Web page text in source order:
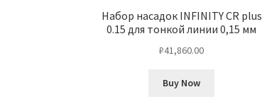
Набор насадок INFINITY CR plus
0.15 для тонкой линии 0,15 мм
₽41,860.00
Buy Now